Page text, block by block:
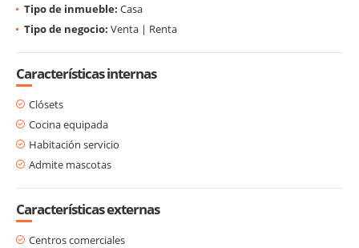
Tipo de inmueble: Casa
Tipo de negocio: Venta | Renta
Características internas
Clósets
Cocina equipada
Habitación servicio
Admite mascotas
Características externas
Centros comerciales